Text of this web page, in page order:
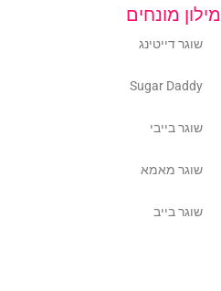
מילון מונחים
שוגר דייטינג
Sugar Daddy
שוגר בייבי
שוגר מאמא
שוגר בייב